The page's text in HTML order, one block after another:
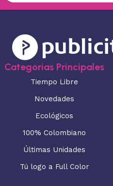
Categorias Principales
Tiempo Libre
Novedades
Ecológicos
100% Colombiano
Últimas Unidades
Tú logo a Full Color